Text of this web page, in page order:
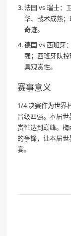
法国 vs 瑞士：
华、战术成熟
奇迹。
德国 vs 西班牙
强；西班牙队
具观赏性。
赛事意义
1/4 决赛作为世界
晋级四强。本届
赏性达到巅峰。
的争锋，让本届
宴。